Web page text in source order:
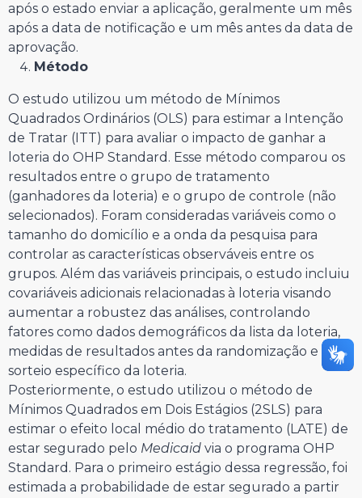
após o estado enviar a aplicação, geralmente um mês
após a data de notificação e um mês antes da data de
aprovação.
Método
O estudo utilizou um método de Mínimos
Quadrados Ordinários (OLS) para estimar a Intenção
de Tratar (ITT) para avaliar o impacto de ganhar a
loteria do OHP Standard. Esse método comparou os
resultados entre o grupo de tratamento
(ganhadores da loteria) e o grupo de controle (não
selecionados). Foram consideradas variáveis como o
tamanho do domicílio e a onda da pesquisa para
controlar as características observáveis entre os
grupos. Além das variáveis principais, o estudo incluiu
covariáveis adicionais relacionadas à loteria visando
aumentar a robustez das análises, controlando
fatores como dados demográficos da lista da loteria,
medidas de resultados antes da randomização e o
sorteio específico da loteria.
Posteriormente, o estudo utilizou o método de
Mínimos Quadrados em Dois Estágios (2SLS) para
estimar o efeito local médio do tratamento (LATE) de
estar segurado pelo Medicaid via o programa OHP
Standard. Para o primeiro estágio dessa regressão, foi
estimada a probabilidade de estar segurado a partir